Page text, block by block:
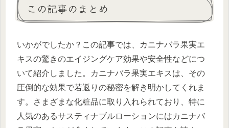
この記事のまとめ
いかがでしたか？この記事では、カニナバラ果実エ
キスの驚きのエイジングケア効果や安全性などにつ
いて紹介しました。カニナバラ果実エキスは、その
圧倒的な効果で若返りの秘密を解き明かしてくれま
す。さまざまな化粧品に取り入れられており、特に
人気のあるサスティナブルローションにはカニナバ